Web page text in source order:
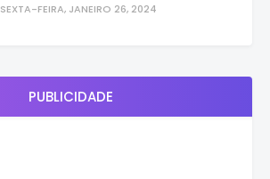
SEXTA-FEIRA, JANEIRO 26, 2024
PUBLICIDADE